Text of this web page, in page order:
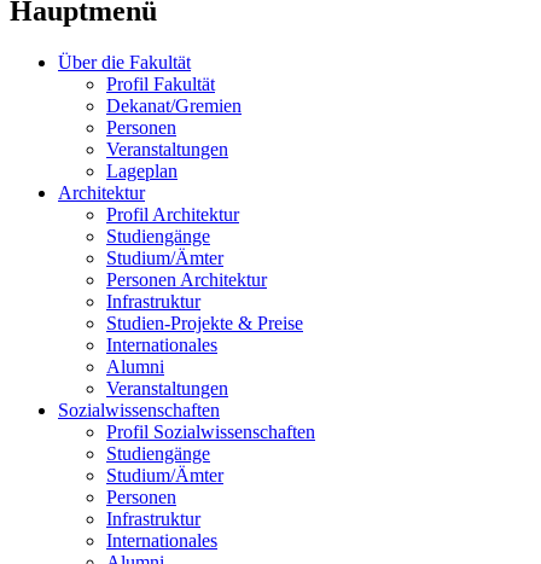
Hauptmenü
Über die Fakultät
Profil Fakultät
Dekanat/Gremien
Personen
Veranstaltungen
Lageplan
Architektur
Profil Architektur
Studiengänge
Studium/Ämter
Personen Architektur
Infrastruktur
Studien-Projekte & Preise
Internationales
Alumni
Veranstaltungen
Sozialwissenschaften
Profil Sozialwissenschaften
Studiengänge
Studium/Ämter
Personen
Infrastruktur
Internationales